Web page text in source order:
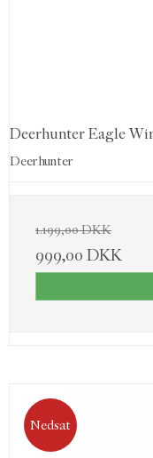
Deerhunter Eagle
Deerhunter
1.199,00 DKK
999,00 DKK
Nedsat